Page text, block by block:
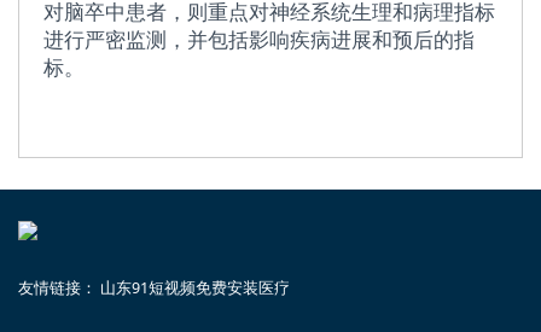
对脑卒中患者，则重点对神经系统生理和病理指标
进行严密监测，并包括影响疾病进展和预后的指
标。
友情链接： 山东91短视频免费安装医疗